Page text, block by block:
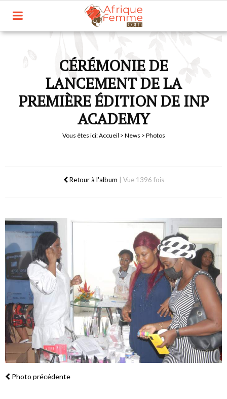
CÉRÉMONIE DE
LANCEMENT DE LA
PREMIÈRE ÉDITION DE INP
ACADEMY
Vous êtes ici:Accueil > News > Photos
Retour à l'album Vue 1396 fois
Photo précédente